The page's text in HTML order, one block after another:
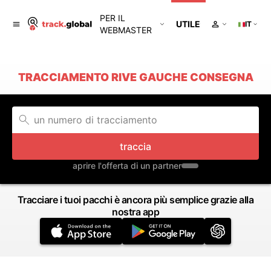
PER IL
WEBMASTER
UTILE IT
TRACCIAMENTO RIVE GAUCHE CONSEGNA
traccia
aprire l'offerta di un partner
Tracciare i tuoi pacchi è ancora più semplice grazie alla
nostra app